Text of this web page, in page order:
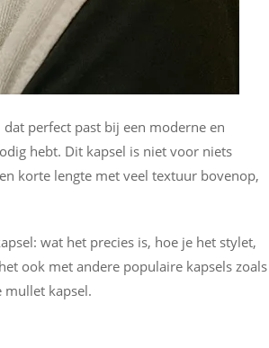
perfect past bij een moderne en
hebt. Dit kapsel is niet voor niets
korte lengte met veel textuur bovenop,
wat het precies is, hoe je het stylet,
ook met andere populaire kapsels zoals
mullet kapsel.